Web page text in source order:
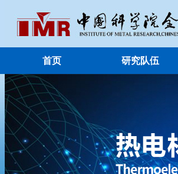
首页 研究队伍